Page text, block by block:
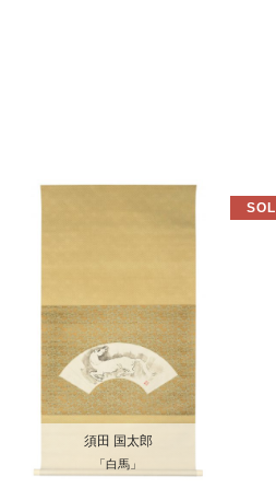
須田 国太郎
「白馬」